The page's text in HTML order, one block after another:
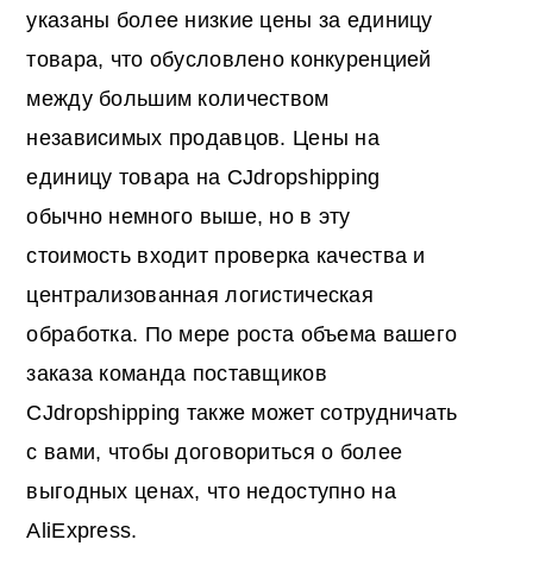
указаны более низкие цены за единицу
товара, что обусловлено конкуренцией
между большим количеством
независимых продавцов. Цены на
единицу товара на CJdropshipping
обычно немного выше, но в эту
стоимость входит проверка качества и
централизованная логистическая
обработка. По мере роста объема вашего
заказа команда поставщиков
CJdropshipping также может сотрудничать
с вами, чтобы договориться о более
выгодных ценах, что недоступно на
AliExpress.